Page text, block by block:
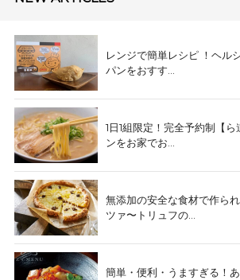
レンジで簡単レシピ ！ヘル
パンをおすす...
1日1組限定！完全予約制【
ンをお家でお...
無添加の安全な食材で作ら
ツァ〜トリュフの...
簡単・便利・うますぎる！